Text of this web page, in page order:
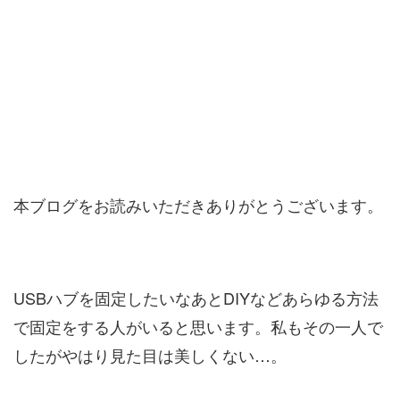
本ブログをお読みいただきありがとうございます。
USBハブを固定したいなあとDIYなどあらゆる方法
で固定をする人がいると思います。私もその一人で
したがやはり見た目は美しくない…。